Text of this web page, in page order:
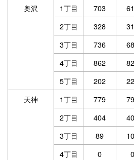
奥沢
1丁目 703
2丁目
328
3丁目
736
4丁目
862
5丁目
202
天神
1丁目 779
2丁目
404
3丁目
89
4丁目
0 0